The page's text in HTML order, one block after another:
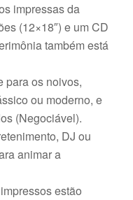
impressas da
(12×18″) e um CD
também está
para os noivos,
ou moderno, e
(Negociável).
DJ ou
animar a
estão